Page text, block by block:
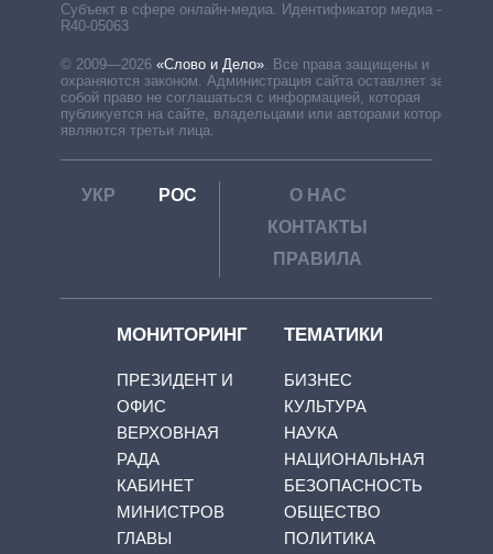
Субъект в сфере онлайн-медиа. Идентификатор медиа –
R40-05063
© 2009—2026 «Слово и Дело» Все права защищены и
охраняются законом. Администрация сайта оставляет за
собой право не соглашаться с информацией, которая
публикуется на сайте, владельцами или авторами которой
являются третьи лица.
УКР РОС
О НАС
КОНТАКТЫ
ПРАВИЛА
МОНИТОРИНГ
ПРЕЗИДЕНТ И
ОФИС
ВЕРХОВНАЯ
РАДА
КАБИНЕТ
МИНИСТРОВ
ГЛАВЫ
ТЕМАТИКИ
БИЗНЕС
КУЛЬТУРА
НАУКА
НАЦИОНАЛЬНАЯ
БЕЗОПАСНОСТЬ
ОБЩЕСТВО
ПОЛИТИКА